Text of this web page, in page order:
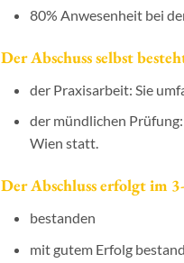
80% Anwesenheit bei
Der Abschuss selbst
der Praxisarbeit: Sie
der mündlichen
Wien statt.
Der Abschluss erfolgt im
bestanden
mit gutem Erfolg